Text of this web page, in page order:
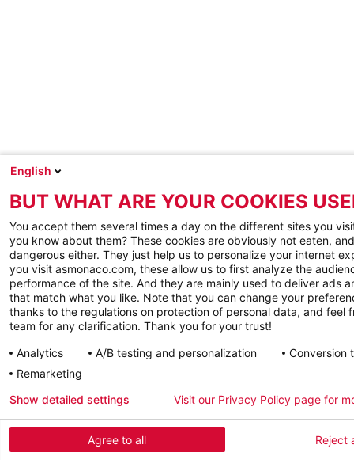
English
BUT WHAT ARE YOUR COOKIES
You accept them several times a day on the different sites you
you know about them? These cookies are obviously not eaten,
dangerous either. They just help us to personalize your internet
you visit asmonaco.com, these allow us to first analyze the
performance of the site. And they are mainly used to deliver ads
that match what you like. Note that you can change your
thanks to the regulations on protection of personal data, and feel
team for any clarification. Thank you for your trust!
Analytics
A/B testing and personalization
Conversion
Remarketing
Agree to all Reject
Show detailed settings Visit our Privacy Policy page for